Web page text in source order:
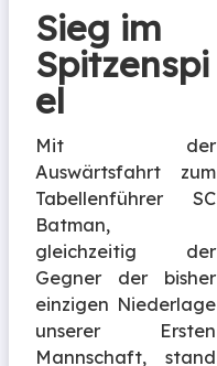
Sieg im
Spitzenspi
el
Mit der
Auswärtsfahrt zum
Tabellenführer SC
Batman,
gleichzeitig der
Gegner der bisher
einzigen Niederlage
unserer Ersten
Mannschaft, stand